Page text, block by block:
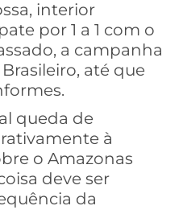
interior
por 1 a 1 com o
a campanha
até que
queda de
à
o Amazonas
deve ser
da